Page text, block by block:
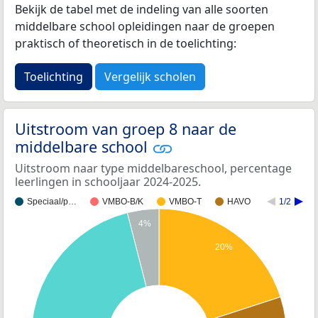
Bekijk de tabel met de indeling van alle soorten
middelbare school opleidingen naar de groepen
praktisch of theoretisch in de toelichting:
Toelichting Vergelijk scholen
Uitstroom van groep 8 naar de
middelbare school
Uitstroom naar type middelbareschool, percentage
leerlingen in schooljaar 2024-2025.
Speciaal/p… VMBO-B/K VMBO-T HAVO 1/2
20%
4%